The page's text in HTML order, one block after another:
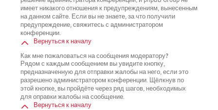
имеет никакого отношения к предупреждениям, вынесенным
на данном сайте. Если вы не знаете, за что получили
предупреждение, свяжитесь с администратором
конференции.
Вернуться к началу
Как мне пожаловаться на сообщения модератору?
Рядом с каждым сообщением вы увидите кнопку,
предназначенную для отправки жалобы на него, если это
разрешено администратором конференции. Щёлкнув по
этой кнопке, вы пройдёте через ряд шагов, необходимых
для оправки жалобы на сообщение.
Вернуться к началу